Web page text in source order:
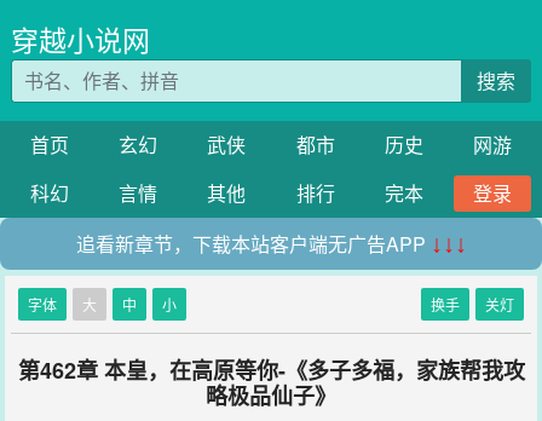
穿越小说网
搜索
首页 玄幻 武侠 都市 历史
网游
科幻
言情 其他 排行 完本
登录
追看新章节，下载本站客户端无广告APP ↓↓↓
字体 大 中 小 换手 关灯
第462章 本皇，在高原等你-《多子多福，家族帮我攻
略极品仙子》